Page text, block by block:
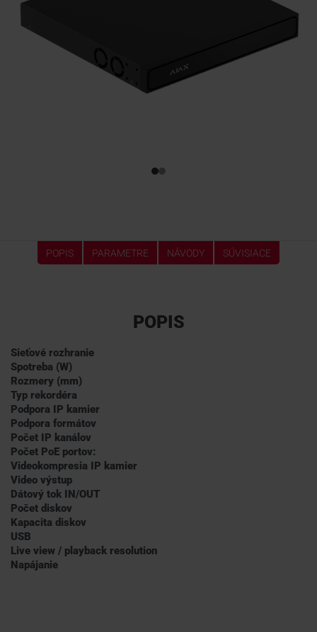
POPIS PARAMETRE NÁVODY SÚVISIACE
POPIS
Sieťové rozhranie
Spotreba (W)
Rozmery (mm)
Typ rekordéra
Podpora IP kamier
Podpora formátov
Počet IP kanálov
Počet PoE portov:
Videokompresia IP kamier
Video výstup
Dátový tok IN/OUT
Počet diskov
Kapacita diskov
USB
Live view / playback resolution
Napájanie